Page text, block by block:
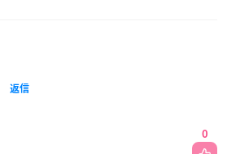
返信
0